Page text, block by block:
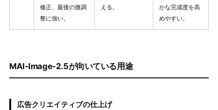
修正、最後の微調
整に強い。
える。
かな完成度を高
めやすい。
MAI-Image-2.5が向いている用途
広告クリエイティブの仕上げ